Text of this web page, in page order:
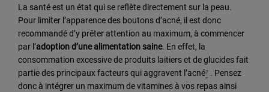
La santé est un état qui se reflète directement sur la peau.
Pour limiter l’apparence des boutons d’acné, il est donc
recommandé d’y prêter attention au maximum, à commencer
par l’adoption d’une alimentation saine. En effet, la
consommation excessive de produits laitiers et de glucides fait
partie des principaux facteurs qui aggravent l’acné⁷ . Pensez
donc à intégrer un maximum de vitamines à vos repas ainsi